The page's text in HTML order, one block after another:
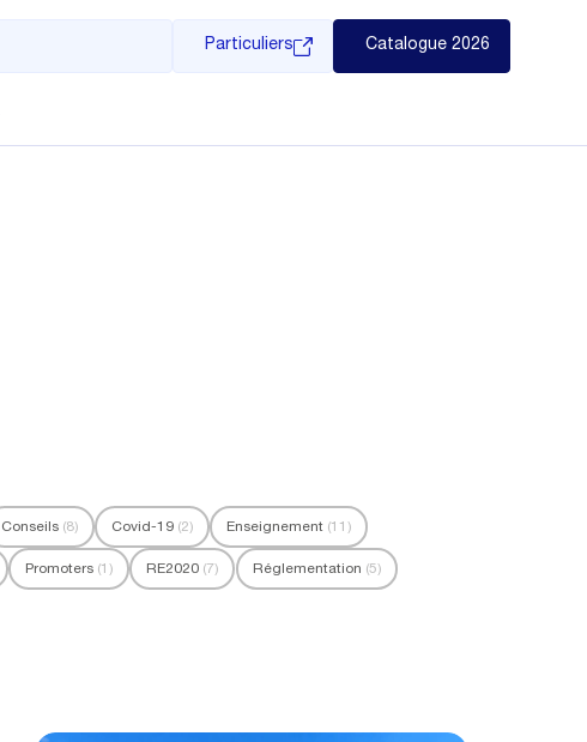
Particuliers Catalogue 2026
Conseils (8) Covid-19 (2) Enseignement (11)
Promoters (1) RE2020 (7) Réglementation (5)